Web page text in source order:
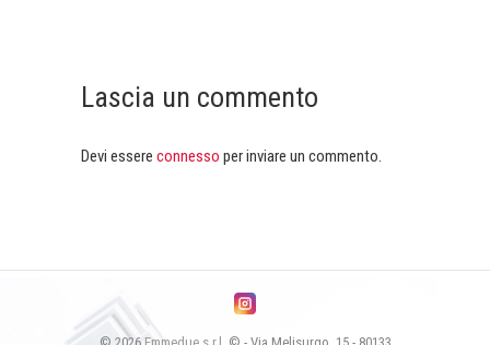
Lascia un commento
Devi essere connesso per inviare un commento.